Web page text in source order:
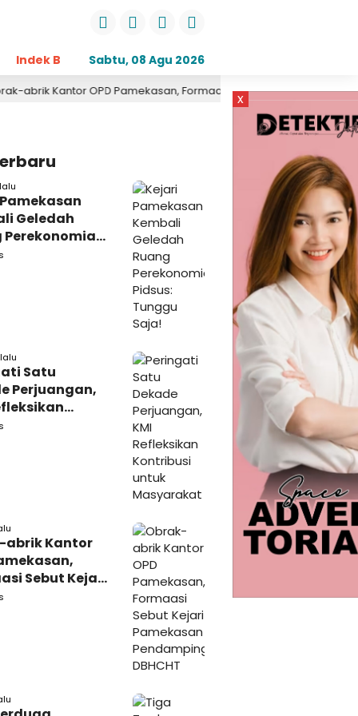
Indek Berita Opini Daerah
Sabtu, 08 Agu 2026
OPD Pamekasan, Formaasi Sebut Kejari Pamekasan Pendamping
Geledah
Perekonomian,
Tunggu Saja!
Satu
Perjuangan,
untuk
abrik Kantor
Sebut Kejari
x